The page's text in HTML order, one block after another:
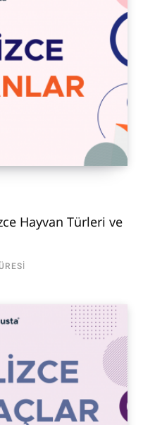
Hayvan Türleri ve